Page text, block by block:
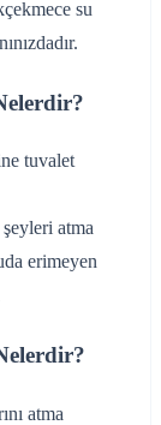
su
tuvalet
atma
erimeyen
atma